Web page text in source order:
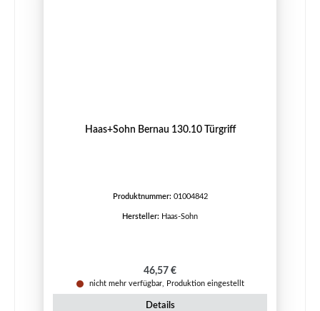
Haas+Sohn Bernau 130.10 Türgriff
Produktnummer: 01004842
Hersteller: Haas-Sohn
Regulärer Preis:
46,57 €
nicht mehr verfügbar, Produktion eingestellt
Details